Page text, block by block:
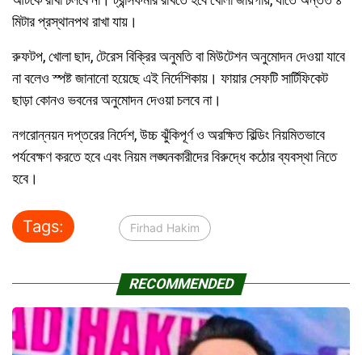
মিটার প্রস্থানপথ রাখা যায়।
রুফটপ, খোলা ছাদ, টেরেস বিক্রির অনুমতি বা মিউটেশন অনুমোদন দেওয়া যাবে
না বলেও স্পষ্ট জানানো হয়েছে এই নির্দেশিকায়। ফায়ার সেফটি সার্টিফিকেট
ছাড়া কোনও ভবনের অনুমোদন দেওয়া চলবে না।
নগরোন্নয়ন দপ্তরের নির্দেশ, উচ্চ ঝুঁকিপূর্ণ ও অরক্ষিত বিল্ডিং নিয়মিতভাবে
পর্যবেক্ষণ করতে হবে এবং নিয়ম লঙ্ঘনকারীদের বিরুদ্ধে কঠোর ব্যবস্থা নিতে
হবে।
Tags: Firhad Hakim
RECOMMENDED